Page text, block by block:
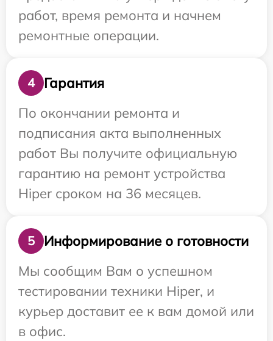
работ, время ремонта и начнем
ремонтные операции.
4
Гарантия
По окончании ремонта и
подписания акта выполненных
работ Вы получите официальную
гарантию на ремонт устройства
Hiper сроком на 36 месяцев.
5
Информирование о готовности
Мы сообщим Вам о успешном
тестировании техники Hiper, и
курьер доставит ее к вам домой или
в офис.